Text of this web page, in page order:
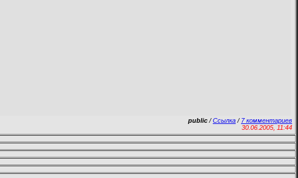
public /Ссылка / 7 комментариев
30.06.2005, 11:44